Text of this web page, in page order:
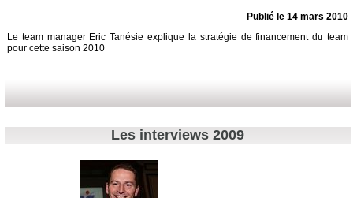
Publié le 14 mars 2010
Le team manager Eric Tanésie explique la stratégie de financement du team
pour cette saison 2010
Les interviews 2009